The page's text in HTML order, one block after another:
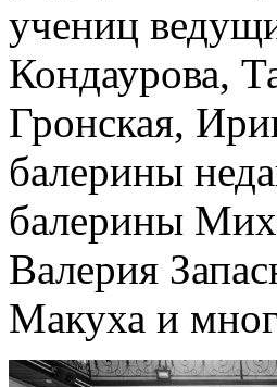
учениц
Кондаурова,
Гронская,
балерины
балерины
Валерия
Макуха и